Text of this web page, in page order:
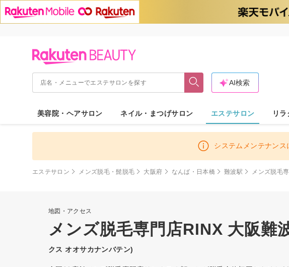
AI検索
美容院・ヘアサロン ネイル・まつげサロン エステサロン リ
システムメンテナン
エステサロン メンズ脱毛・髭脱毛 大阪府 なんば・日本橋 難波駅 メンズ脱毛
地図・アクセス
メンズ脱毛専門店RINX 大阪難
クス オオサカナンバテン)